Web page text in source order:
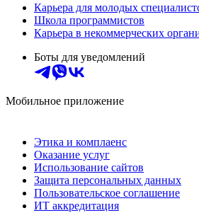
Карьера для молодых
Школа программистов
Карьера в некоммерческих
Боты для уведомлений
Мобильное приложение
Этика и комплаенс
Оказание услуг
Использование сайтов
Защита персональных данных
Пользовательское соглашение
ИТ аккредитация